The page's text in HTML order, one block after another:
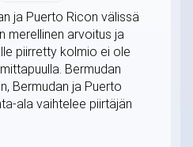
ja Puerto Ricon välissä
merellinen arvoitus ja
piirretty kolmio ei ole
Bermudan
Bermudan ja Puerto
ala vaihtelee piirtäjän